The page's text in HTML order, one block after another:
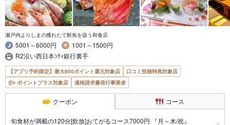
瀬戸内よりしまの獲れたて鮮魚を扱う和食店
5001～6000円
1001～1500円
R2沿い西日本ｼﾃｨ銀行裏手
【アプリ予約限定】最大800ポイント還元対象店
口コミ投稿特典対象店
ポイントプラス対象店
適格請求書発行事業者
クーポン コース
旬食材が満載の120分[飲放]おてがるコース7000円 『月～木/祝』